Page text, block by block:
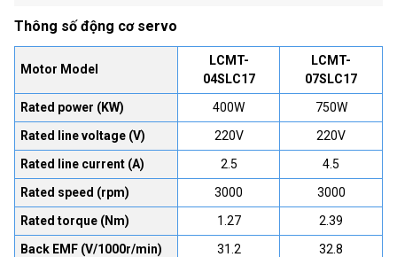
Thông số động cơ servo
Motor Model
LCMT-
04SLC17
LCMT-
07SLC17
Rated power (KW)
400W
750W
Rated line voltage (V)
220V
220V
Rated line current (A)
2.5
4.5
Rated speed (rpm)
3000
3000
Rated torque (Nm)
1.27
2.39
Back EMF (V/1000r/min)
31.2
32.8